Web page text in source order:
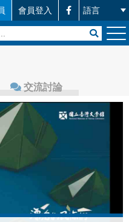
會員登入
交流討論